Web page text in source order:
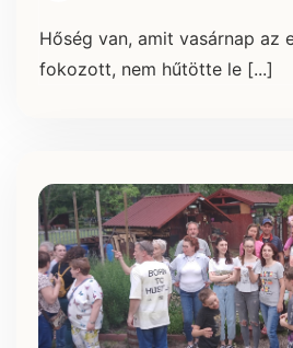
Hőség van, amit vasárnap az
fokozott, nem hűtötte le [...]